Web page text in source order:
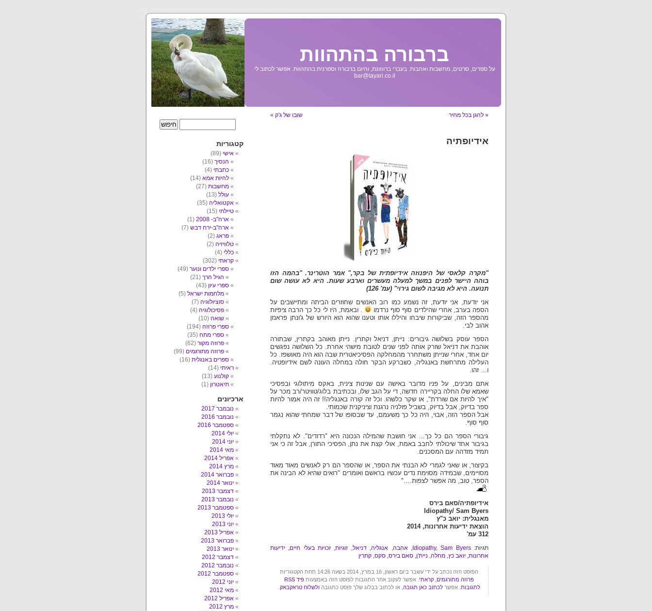
ברבורה בהתהוות
על ספרים, סרטים, מחשבות ואהבות. בעברי ברווזונת, והיום ברבורה וספרנית בהתהוות. אפשר לכתוב לי
bar@tayari.co.il
« להגן בכל מחיר שובו של ג'ק »
אידיופתיה
"מקרה קלאסי של היפנוזה אידיופתית של בקר," אמר הוטרינר. "בהמה הזו
בוהה היישר לפנים במשך למעלה מעשרים וארבע שעות. היא לא עושה שום
תנועה. היא לא מגיבה לשום גירוי" (עמ' 126)
אני יודעת, אני יודעת, זה נשמע כמו רוב האנשים שחוזרים הביתה ומתיישבים על
הספה בערב, אחרי שהילדים סוף סוף נרדמו
. ובאמת, היו לי כל כך הרבה ציפיות
מהספר הזה, שביקורות שיבחו והיללו אותו וטענו שהוא הוא היורש של ג'ונתן פראנזן
אהוב לבי.
הספר עוסק בשלושה גיבורים: נייתן, דניאל וקתרין. נייתן מאוהב בקתרין, שבתורה
אוהבת את דניאל שזרק אותה לפני שנים לטובת מישהי אחרת. כל השלושה נפגשים
יום אחד, אחרי שנייתן משתחרר מהמחלקה הפסיכיאטרית שבה הוא היה מאושפז. כל
העלילה מתרחשת באנגליה, כשברקע הבקר חולה במחלה העונה לשם אידיופטיה.
ו… זהו.
אתם מבינים, על פניו מדובר באישה עם שנינות צינית, באקס מיתולוגי ובפסיכי
שאמא שלו החלה בקריירה חדשה, די על הגב שלו, ובכתיבת בלוג/טוויטר/רב מכר על
"איך להיות אם שורדת", או שקר כלשהו. וכל זה קורה באנגליה!! זה היה אמור להיות
ספר בדיוק, אבל בדיוק, בשביל פולניה נרגנת וציניקנית שכמותי.
אבל הספר הזה, אבוי, היה כל כך משעמם, עד שבסופו של דבר שמחתי שהוא נגמר
סוף סוף.
גיבורי הספר הם כל כך… אני חושבת שהמילה הנכונה היא "רדודים". לא נתקלתי
בגיבור אחד שיכולתי לחבב באמת, אולי קצת את נתן, הפסיכי התורן, אבל זה כי אני
תמיד מזדהה עם המסכנים.
בקיצור, או שאני לגמרי לא הבנתי את הספר, או שהספר הם רק לאנשים מאוד מאוד
מסויימים, שבמידה מסוימת נדים עכשיו בראשם ואומרים "רואים שהיא לא הבינה את
הספר, טוב, מה אפשר לצפות…."
אידיופתיה/סאם בירס
Idiopathy/ Sam Byers
מאנגלית: יואב כ"ץ
הוצאת ידיעות אחרונות, 2014
312 עמ'
תגיות: Idiopathy,Sam Byers
,אהבה, אנגליה,דניאל, זוגיות, זכויות בעלי חיים, ידיעות
אחרונות, יואב כץ, מחלה, ניית'ן, סאם בירס, סקס, קתרין
הפוסט הזה נכתב על ידי עשבר ביום ראשון, 16 במרץ, 2014 בשעה 14:26 תחת הקטגוריות
פרוזה מתורגמים קראתי . אפשר לעקוב אחר התגובות לפוסט הזה באמצעות
פיד RSS
לתגובות . אפשרלכתוב כאן תגובה , או לכתוב בבלוג שלך פוסט כתגובה ולשלוח טראקבאק
קטגוריות
אישי (89)
הנסיך (16)
כתבתי (4)
להיות אמא (14)
מחשבות (27)
עולל (13)
אקטואליה (35)
טיילתי (15)
ארה"ב- 2008
(1)
ארה"ב-ירח דבש (7)
פראג (2)
טלוויזיה (2)
כללי (4)
קראתי (302)
ספרי ילדים ונוער (49)
הגיל הרך (21)
ספרי עיון (43)
מלחמות ישראל (5)
סוציולוגיה (7)
פסיכולוגיה (4)
שואה (10)
ספרי פרוזה (194)
ספרי מתח (35)
פרוזה מקור (62)
פרוזה מתורגמים (99)
ספרים באנגלית (16)
ראיתי (14)
קולנוע (13)
תיאטרון (1)
ארכיונים
נובמבר 2017
נובמבר 2016
ספטמבר 2016
יולי 2014
יוני 2014
מאי 2014
אפריל 2014
מרץ 2014
פברואר 2014
ינואר 2014
דצמבר 2013
נובמבר 2013
ספטמבר 2013
יולי 2013
יוני 2013
אפריל 2013
פברואר 2013
ינואר 2013
דצמבר 2012
נובמבר 2012
ספטמבר 2012
יוני 2012
מאי 2012
אפריל 2012
מרץ 2012